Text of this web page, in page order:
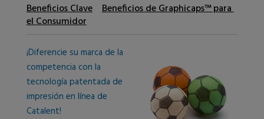
Beneficios Clave
Beneficios de Graphicaps™ para
el Consumidor
¡Diferencie su marca de la
competencia con la
tecnología patentada de
impresión en línea de
Catalent!